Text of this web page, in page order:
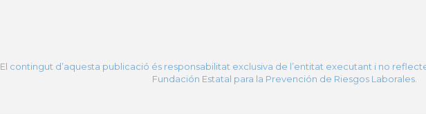
El contingut d’aquesta publicació és responsabilitat exclusiva de l’entitat executant i no
Fundación Estatal para la Prevención de Riesgos Laborales.